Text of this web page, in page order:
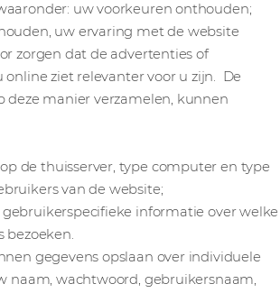
uw voorkeuren onthouden;
uw ervaring met de website
zorgen dat de advertenties of
ziet relevanter voor u zijn. De
deze manier verzamelen, kunnen
de thuisserver, type computer en type
van de website;
informatie over welke
bezoeken.
gegevens opslaan over individuele
naam, wachtwoord, gebruikersnaam,